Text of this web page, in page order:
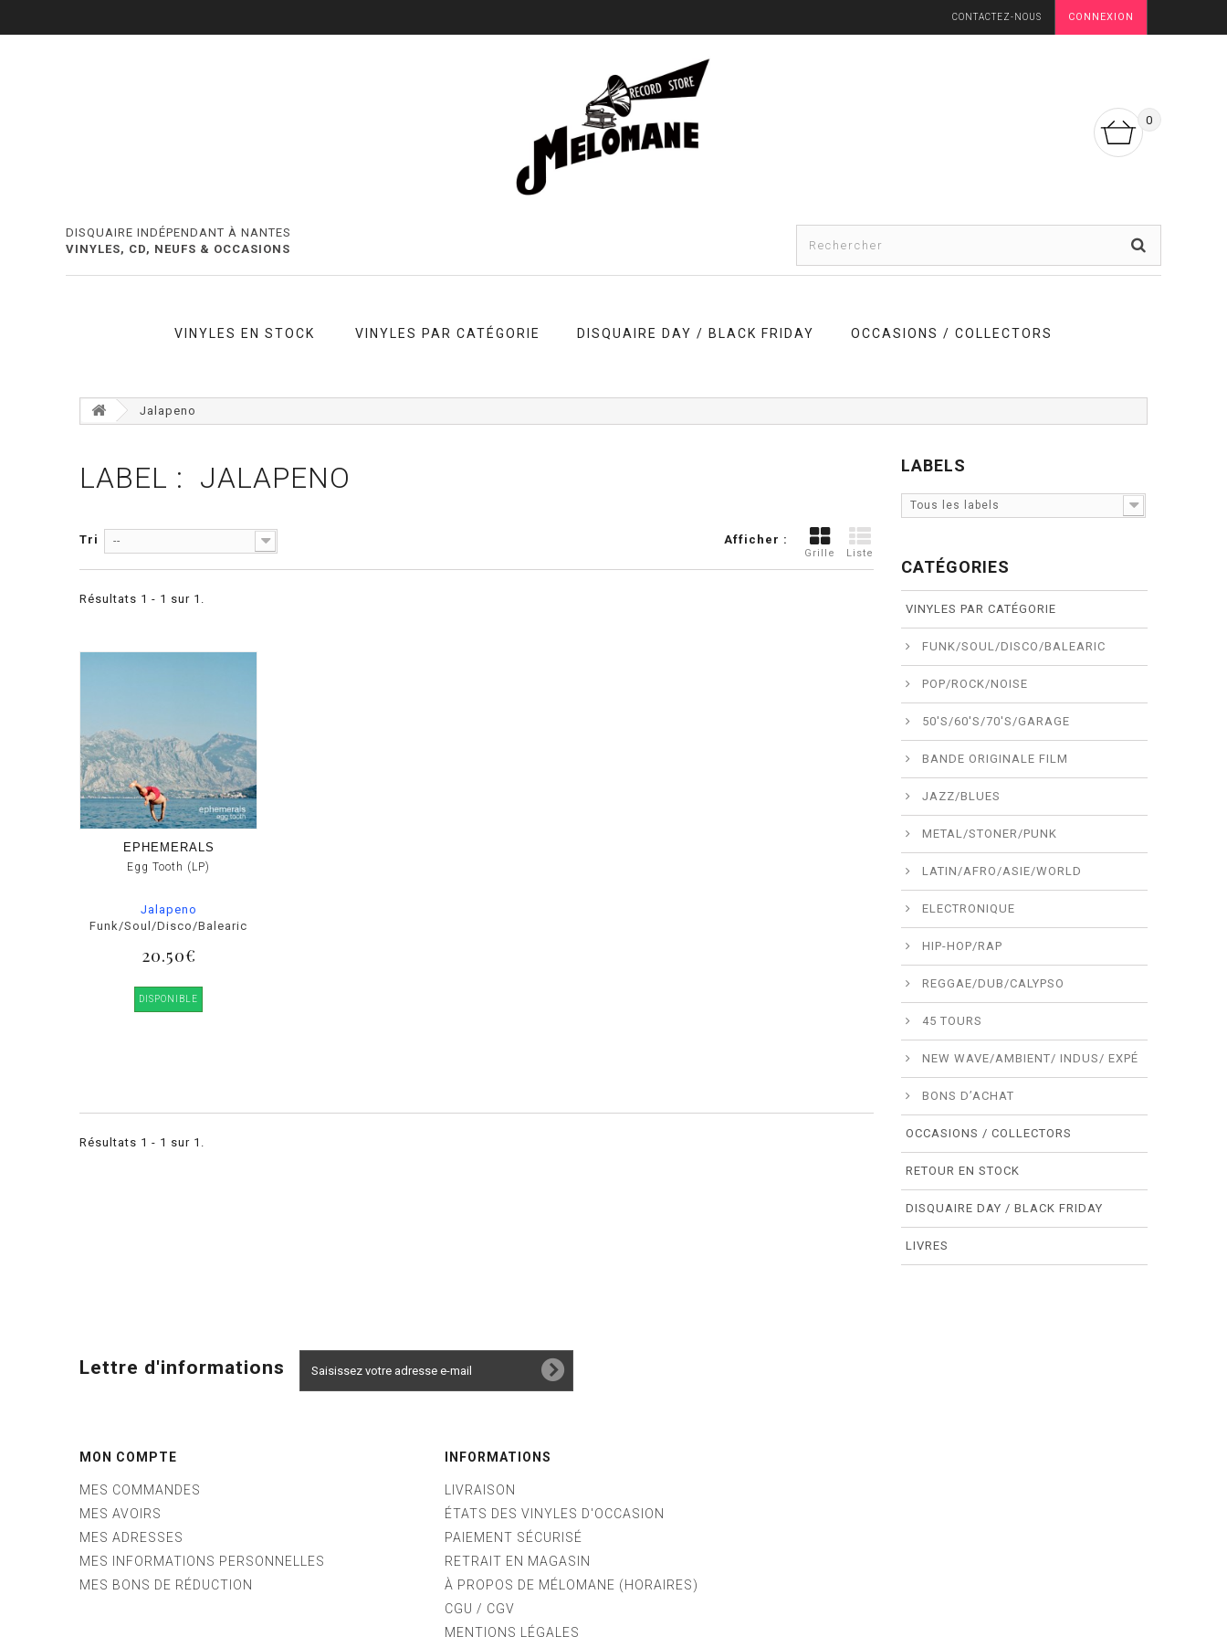
CONNEXION
CONTACTEZ-NOUS
0
DISQUAIRE INDÉPENDANT À NANTES
VINYLES, CD, NEUFS & OCCASIONS
VINYLES EN STOCK VINYLES PAR CATÉGORIE DISQUAIRE DAY / BLACK FRIDAY OCCASIONS / COLLECTORS
Jalapeno
LABEL : JALAPENO
Afficher :
Grille Liste
Tri --
Résultats 1 - 1 sur 1.
EPHEMERALS
Egg Tooth (LP)
Jalapeno
Funk/Soul/Disco/Balearic
20.50€
DISPONIBLE
Résultats 1 - 1 sur 1.
LABELS
Tous les labels
CATÉGORIES
VINYLES PAR CATÉGORIE
FUNK/SOUL/DISCO/BALEARIC
POP/ROCK/NOISE
50'S/60'S/70'S/GARAGE
BANDE ORIGINALE FILM
JAZZ/BLUES
METAL/STONER/PUNK
LATIN/AFRO/ASIE/WORLD
ELECTRONIQUE
HIP-HOP/RAP
REGGAE/DUB/CALYPSO
45 TOURS
NEW WAVE/AMBIENT/ INDUS/ EXPÉ
BONS D’ACHAT
OCCASIONS / COLLECTORS
RETOUR EN STOCK
DISQUAIRE DAY / BLACK FRIDAY
LIVRES
Lettre d'informations
MON COMPTE
MES COMMANDES
MES AVOIRS
MES ADRESSES
MES INFORMATIONS PERSONNELLES
MES BONS DE RÉDUCTION
INFORMATIONS
LIVRAISON
ÉTATS DES VINYLES D'OCCASION
PAIEMENT SÉCURISÉ
RETRAIT EN MAGASIN
À PROPOS DE MÉLOMANE (HORAIRES)
CGU / CGV
MENTIONS LÉGALES